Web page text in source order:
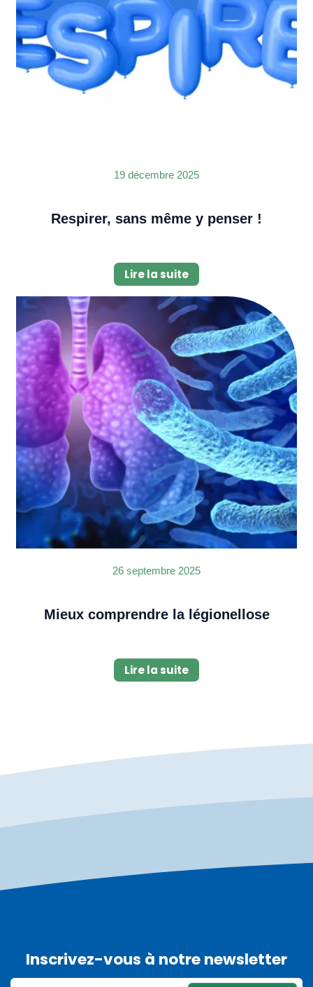
19 décembre 2025
Respirer, sans même y penser !
Lire la suite
Image
26 septembre 2025
Mieux comprendre la légionellose
Lire la suite
Inscrivez-vous à notre newsletter